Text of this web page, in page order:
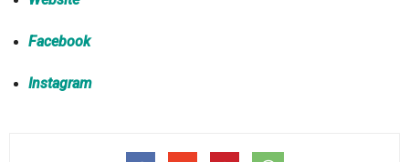
Facebook
Instagram